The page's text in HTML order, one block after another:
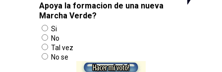
Apoya la formacion de una nueva
Marcha Verde?
Si
No
Tal vez
No se